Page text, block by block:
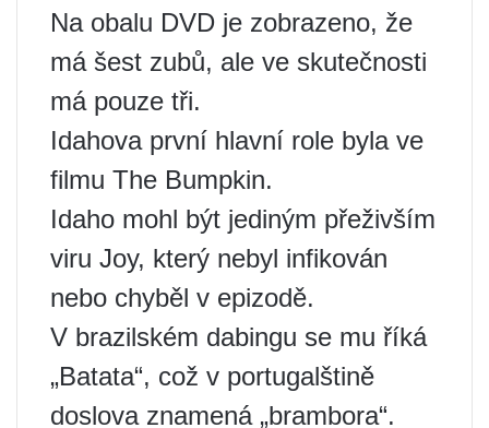
Na obalu DVD je zobrazeno, že
má šest zubů, ale ve skutečnosti
má pouze tři.
Idahova první hlavní role byla ve
filmu The Bumpkin.
Idaho mohl být jediným přeživším
viru Joy, který nebyl infikován
nebo chyběl v epizodě.
V brazilském dabingu se mu říká
„Batata“, což v portugalštině
doslova znamená „brambora“.